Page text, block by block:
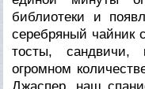
библиотеки и
серебряный чайник
тосты,
огромном